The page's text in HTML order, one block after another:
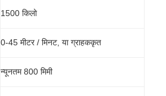
1500 किलो
0-45 मीटर / मिनट, या ग्राहककृत
न्यूनतम 800 मिमी